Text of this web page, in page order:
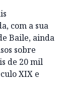
com a sua
Baile, ainda
sobre
de 20 mil
XIX e